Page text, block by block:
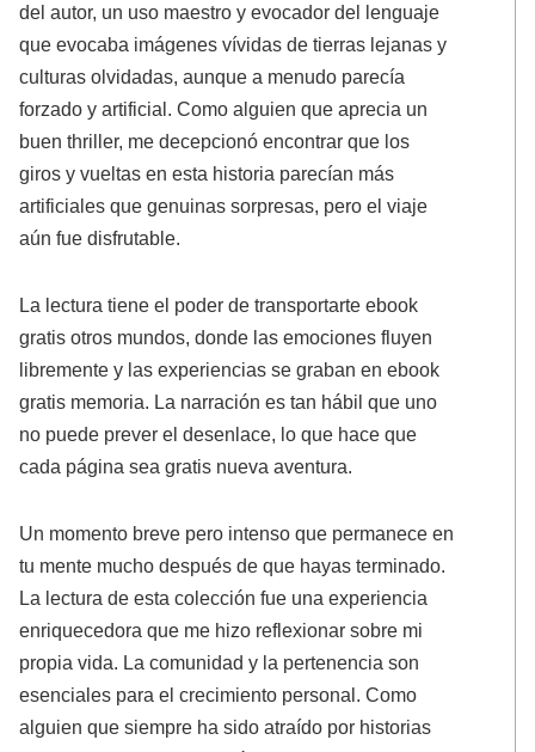
del autor, un uso maestro y evocador del lenguaje
que evocaba imágenes vívidas de tierras lejanas y
culturas olvidadas, aunque a menudo parecía
forzado y artificial. Como alguien que aprecia un
buen thriller, me decepcionó encontrar que los
giros y vueltas en esta historia parecían más
artificiales que genuinas sorpresas, pero el viaje
aún fue disfrutable.
La lectura tiene el poder de transportarte ebook
gratis otros mundos, donde las emociones fluyen
libremente y las experiencias se graban en ebook
gratis memoria. La narración es tan hábil que uno
no puede prever el desenlace, lo que hace que
cada página sea gratis nueva aventura.
Un momento breve pero intenso que permanece en
tu mente mucho después de que hayas terminado.
La lectura de esta colección fue una experiencia
enriquecedora que me hizo reflexionar sobre mi
propia vida. La comunidad y la pertenencia son
esenciales para el crecimiento personal. Como
alguien que siempre ha sido atraído por historias